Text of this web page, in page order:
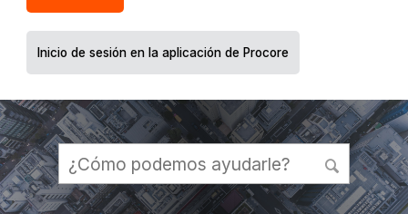
Inicio de sesión en la aplicación de Procore